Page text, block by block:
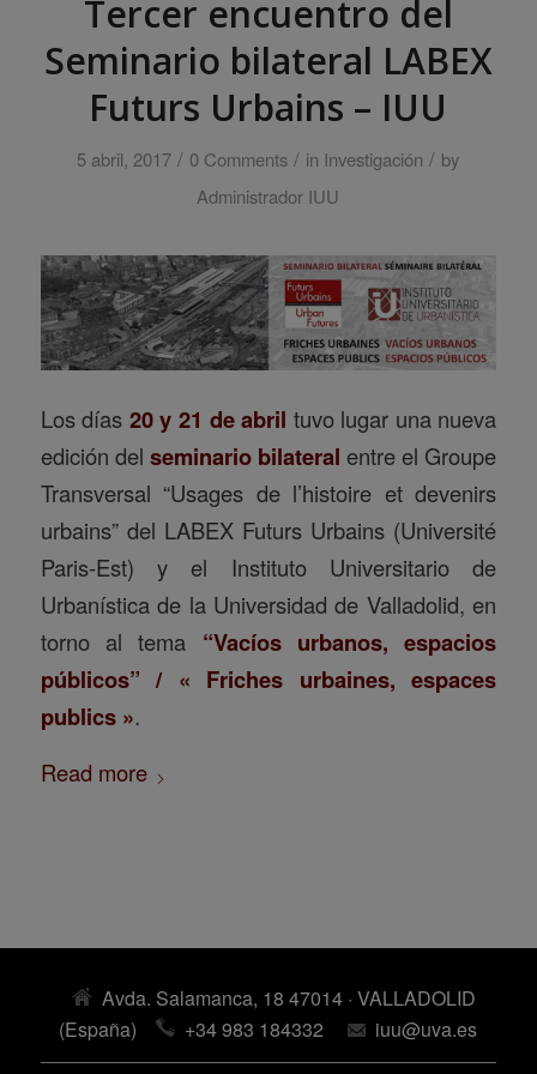
Tercer encuentro del
Seminario bilateral LABEX
Futurs Urbains – IUU
5 abril, 2017 / 0 Comments / in Investigación / by
Administrador IUU
Los días 20 y 21 de abril tuvo lugar una nueva
edición del seminario bilateral entre el Groupe
Transversal “Usages de l’histoire et devenirs
urbains” del LABEX Futurs Urbains (Université
Paris-Est) y el Instituto Universitario de
Urbanística de la Universidad de Valladolid, en
torno al tema “Vacíos urbanos, espacios
públicos” / « Friches urbaines, espaces
publics ».
Read more
Avda. Salamanca, 18 47014 · VALLADOLID
(España)
+34 983 184332 iuu@uva.es